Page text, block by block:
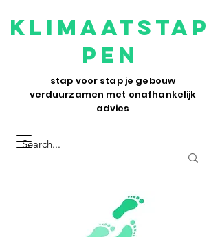
Klimaatstap
pen
stap voor stap je gebouw
verduurzamen met onafhankelijk
advies